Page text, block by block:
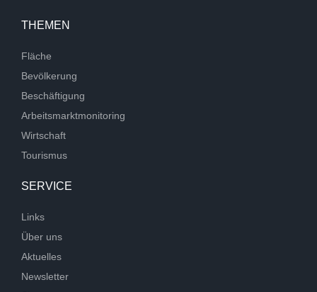
THEMEN
Fläche
Bevölkerung
Beschäftigung
Arbeitsmarktmonitoring
Wirtschaft
Tourismus
SERVICE
Links
Über uns
Aktuelles
Newsletter